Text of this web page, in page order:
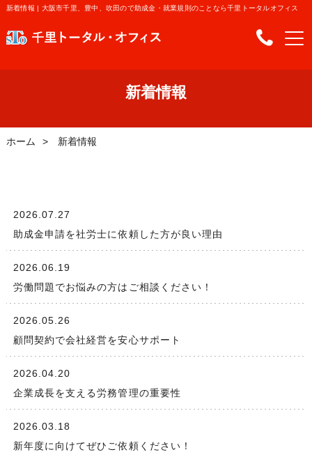
新着情報 | 大阪市千里、豊中、吹田ので助成金・就業規則のことなら千里トータルオフィス
新着情報
ホーム 新着情報
2026.07.27
助成金申請を社労士に依頼した方が良い理由
2026.06.19
労働問題でお悩みの方はご相談ください！
2026.05.26
顧問契約で会社経営を安心サポート
2026.04.20
企業成長を支える労務管理の重要性
2026.03.18
新年度に向けてぜひご依頼ください！